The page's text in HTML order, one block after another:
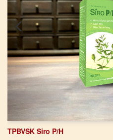
TPBVSK Siro P/H